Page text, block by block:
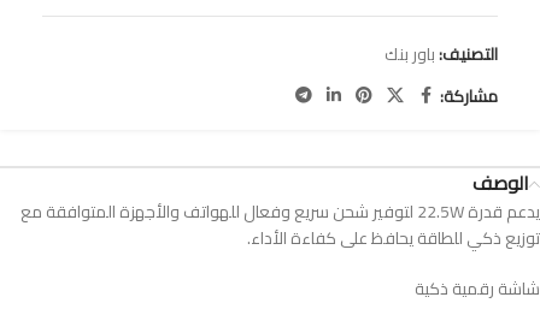
التصنيف:باور بنك
مشاركة:
الوصف
يدعم قدرة 22.5W لتوفير شحن سريع وفعال للهواتف والأجهزة المتوافقة مع
توزيع ذكي للطاقة يحافظ على كفاءة الأداء.
شاشة رقمية ذكية